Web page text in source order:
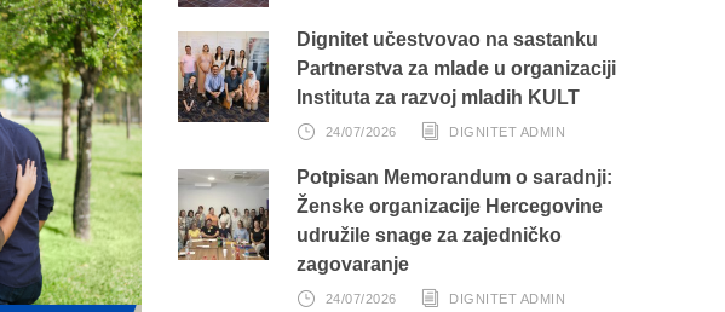
Dignitet učestvovao na sastanku
Partnerstva za mlade u organizaciji
Instituta za razvoj mladih KULT
24/07/2026 DIGNITET ADMIN
Potpisan Memorandum o saradnji:
Ženske organizacije Hercegovine
udružile snage za zajedničko
zagovaranje
24/07/2026 DIGNITET ADMIN